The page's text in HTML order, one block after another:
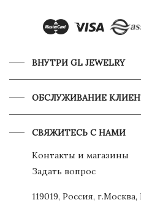
ВНУТРИ GL JEWELRY
ОБСЛУЖИВАНИЕ
СВЯЖИТЕСЬ С НАМИ
Контакты и магазины
Задать вопрос
119019, Россия,